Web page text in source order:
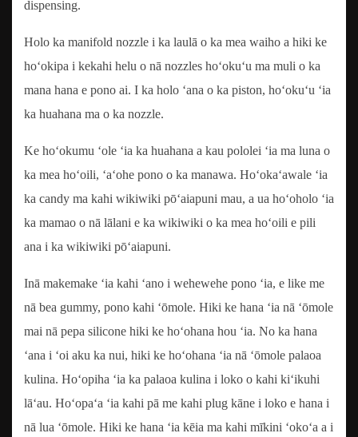
dispensing.
Holo ka manifold nozzle i ka laulā o ka mea waiho a hiki ke
hoʻokipa i kekahi helu o nā nozzles hoʻokuʻu ma muli o ka
mana hana e pono ai. I ka holo ʻana o ka piston, hoʻokuʻu ʻia
ka huahana ma o ka nozzle.
Ke hoʻokumu ʻole ʻia ka huahana a kau pololei ʻia ma luna o
ka mea hoʻoili, ʻaʻohe pono o ka manawa. Hoʻokaʻawale ʻia
ka candy ma kahi wikiwiki pōʻaiapuni mau, a ua hoʻoholo ʻia
ka mamao o nā lālani e ka wikiwiki o ka mea hoʻoili e pili
ana i ka wikiwiki pōʻaiapuni.
Inā makemake ʻia kahi ʻano i wehewehe pono ʻia, e like me
nā bea gummy, pono kahi ʻōmole. Hiki ke hana ʻia nā ʻōmole
mai nā pepa silicone hiki ke hoʻohana hou ʻia. No ka hana
ʻana i ʻoi aku ka nui, hiki ke hoʻohana ʻia nā ʻōmole palaoa
kulina. Hoʻopiha ʻia ka palaoa kulina i loko o kahi kiʻikuhi
lāʻau. Hoʻopaʻa ʻia kahi pā me kahi plug kāne i loko e hana i
nā lua ʻōmole. Hiki ke hana ʻia kēia ma kahi mīkini ʻokoʻa a i